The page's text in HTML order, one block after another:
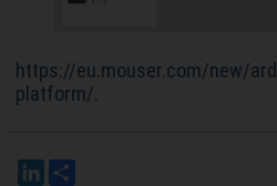
https://eu.mouser.com/new/
platform/.
LinkedIn